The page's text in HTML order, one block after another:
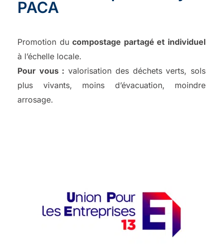
PACA
Promotion ducompostage partagé et individuel
à l’échelle locale.
Pour vous : valorisation des déchets verts, sols
plus vivants, moins d’évacuation, moindre
arrosage.